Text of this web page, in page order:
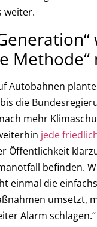
weiter.
Methode“
Autobahnen
die
mehr
jede
Öffentlichkeit
befinden.
einmal die
umsetzt,
Alarm schlagen.“